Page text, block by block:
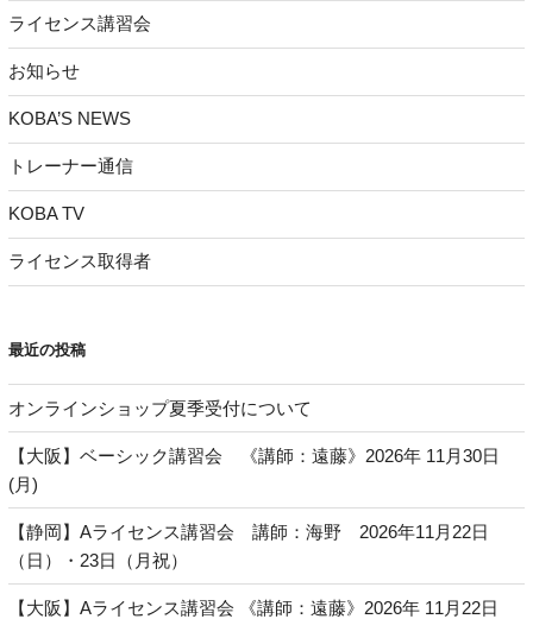
ライセンス講習会
お知らせ
KOBA’S NEWS
トレーナー通信
KOBA TV
ライセンス取得者
最近の投稿
オンラインショップ夏季受付について
【大阪】ベーシック講習会 《講師：遠藤》2026年 11月30日
(月)
【静岡】Aライセンス講習会 講師：海野 2026年11月22日
（日）・23日（月祝）
【大阪】Aライセンス講習会 《講師：遠藤》2026年 11月22日